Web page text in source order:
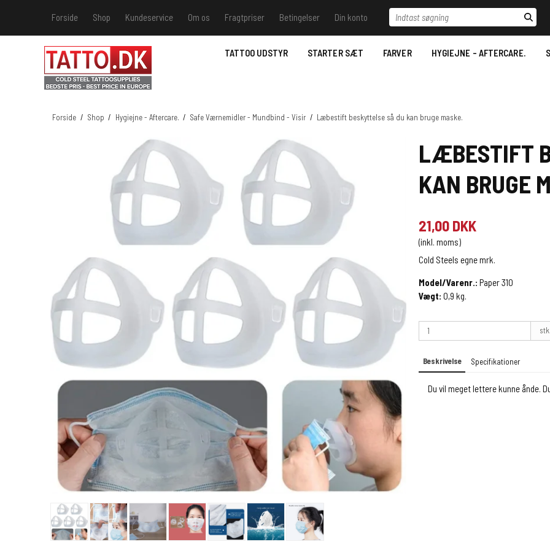
Forside Shop
Kundeservice
Kundeservice
Hvis du vil vide - Ring til os.
MSDS - Desinfektion/Hygiejne
MSDS - Aftercare
MSDS - Datablade for REACH
farver 2022.
MSDS Just Ink.
Om os Fragtpriser
Betingelser
Betingelser
Samtykkeerklæring til
behandling af
Betaling- Payment.
Fortrydelsesret
Din konto
Log ind
Indtast søgning
TATTOO UDSTYR STARTER SÆT FARVER HYGIEJNE - AFTERCARE.
Forside / Shop / Hygiejne - Aftercare. / Safe Værnemidler - Mundbind - Visir / Læbestift beskyttelse så du kan bruge maske.
LÆBESTIFT
KAN BRUGE
21,00 DKK
(inkl. moms)
Cold Steels egne mrk.
Model/Varenr.: Paper 310
Vægt: 0,9 kg.
stk.
Beskrivelse Specifikationer
Du vil meget lettere kunne ånde.